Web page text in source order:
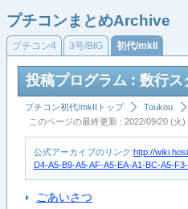
プチコンまとめArchive
プチコン4 3号/BIG 初代/mkII
投稿プログラム : 数行ス
プチコン初代/mkIIトップ Toukou
このページの最終更新 : 2022/09/20 (火)
公式アーカイブのリンク:http://
D4-A5-B9-A5-AF-A5-EA-A1-BC-A5-
ごあいさつ